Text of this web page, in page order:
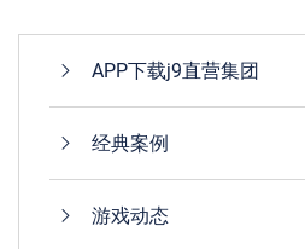
APP下载j9直营集团
经典案例
游戏动态